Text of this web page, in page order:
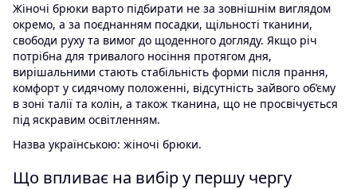
Жіночі брюки варто підбирати не за зовнішнім виглядом
окремо, а за поєднанням посадки, щільності тканини,
свободи руху та вимог до щоденного догляду. Якщо річ
потрібна для тривалого носіння протягом дня,
вирішальними стають стабільність форми після прання,
комфорт у сидячому положенні, відсутність зайвого об’єму
в зоні талії та колін, а також тканина, що не просвічується
під яскравим освітленням.
Назва українською: жіночі брюки.
Що впливає на вибір у першу чергу